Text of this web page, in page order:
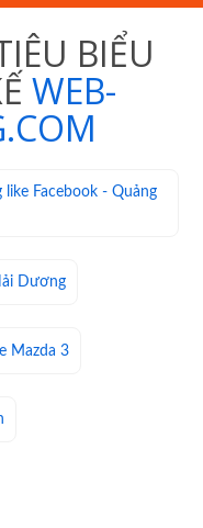
BIỂU
WEB-